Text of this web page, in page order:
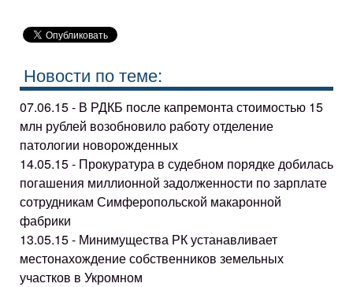
Новости по теме:
07.06.15 - В РДКБ после капремонта стоимостью 15
млн рублей возобновило работу отделение
патологии новорожденных
14.05.15 - Прокуратура в судебном порядке добилась
погашения миллионной задолженности по зарплате
сотрудникам Симферопольской макаронной
фабрики
13.05.15 - Минимущества РК устанавливает
местонахождение собственников земельных
участков в Укромном